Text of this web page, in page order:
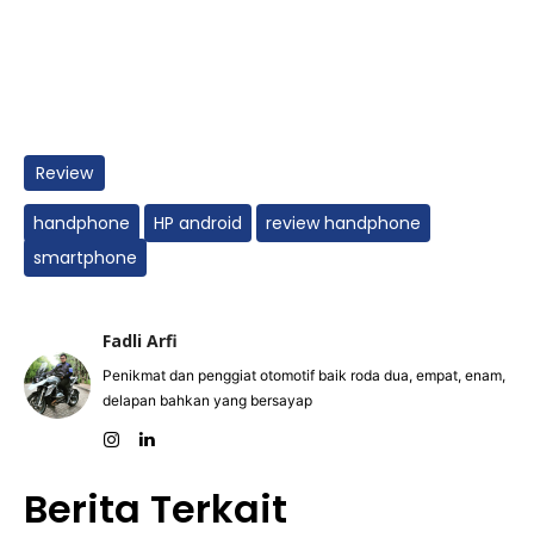
Review
handphone HP android
review handphone
smartphone
Fadli Arfi
Penikmat dan penggiat otomotif baik roda dua, empat, enam,
delapan bahkan yang bersayap
Berita Terkait